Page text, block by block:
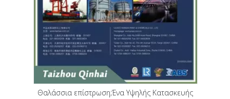
Θαλάσσια επίστρωση;Ένα Υψηλής Κατασκευής